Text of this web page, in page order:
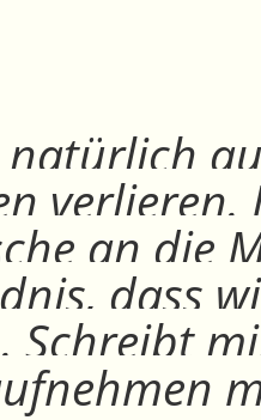
an die
dass
Schreibt